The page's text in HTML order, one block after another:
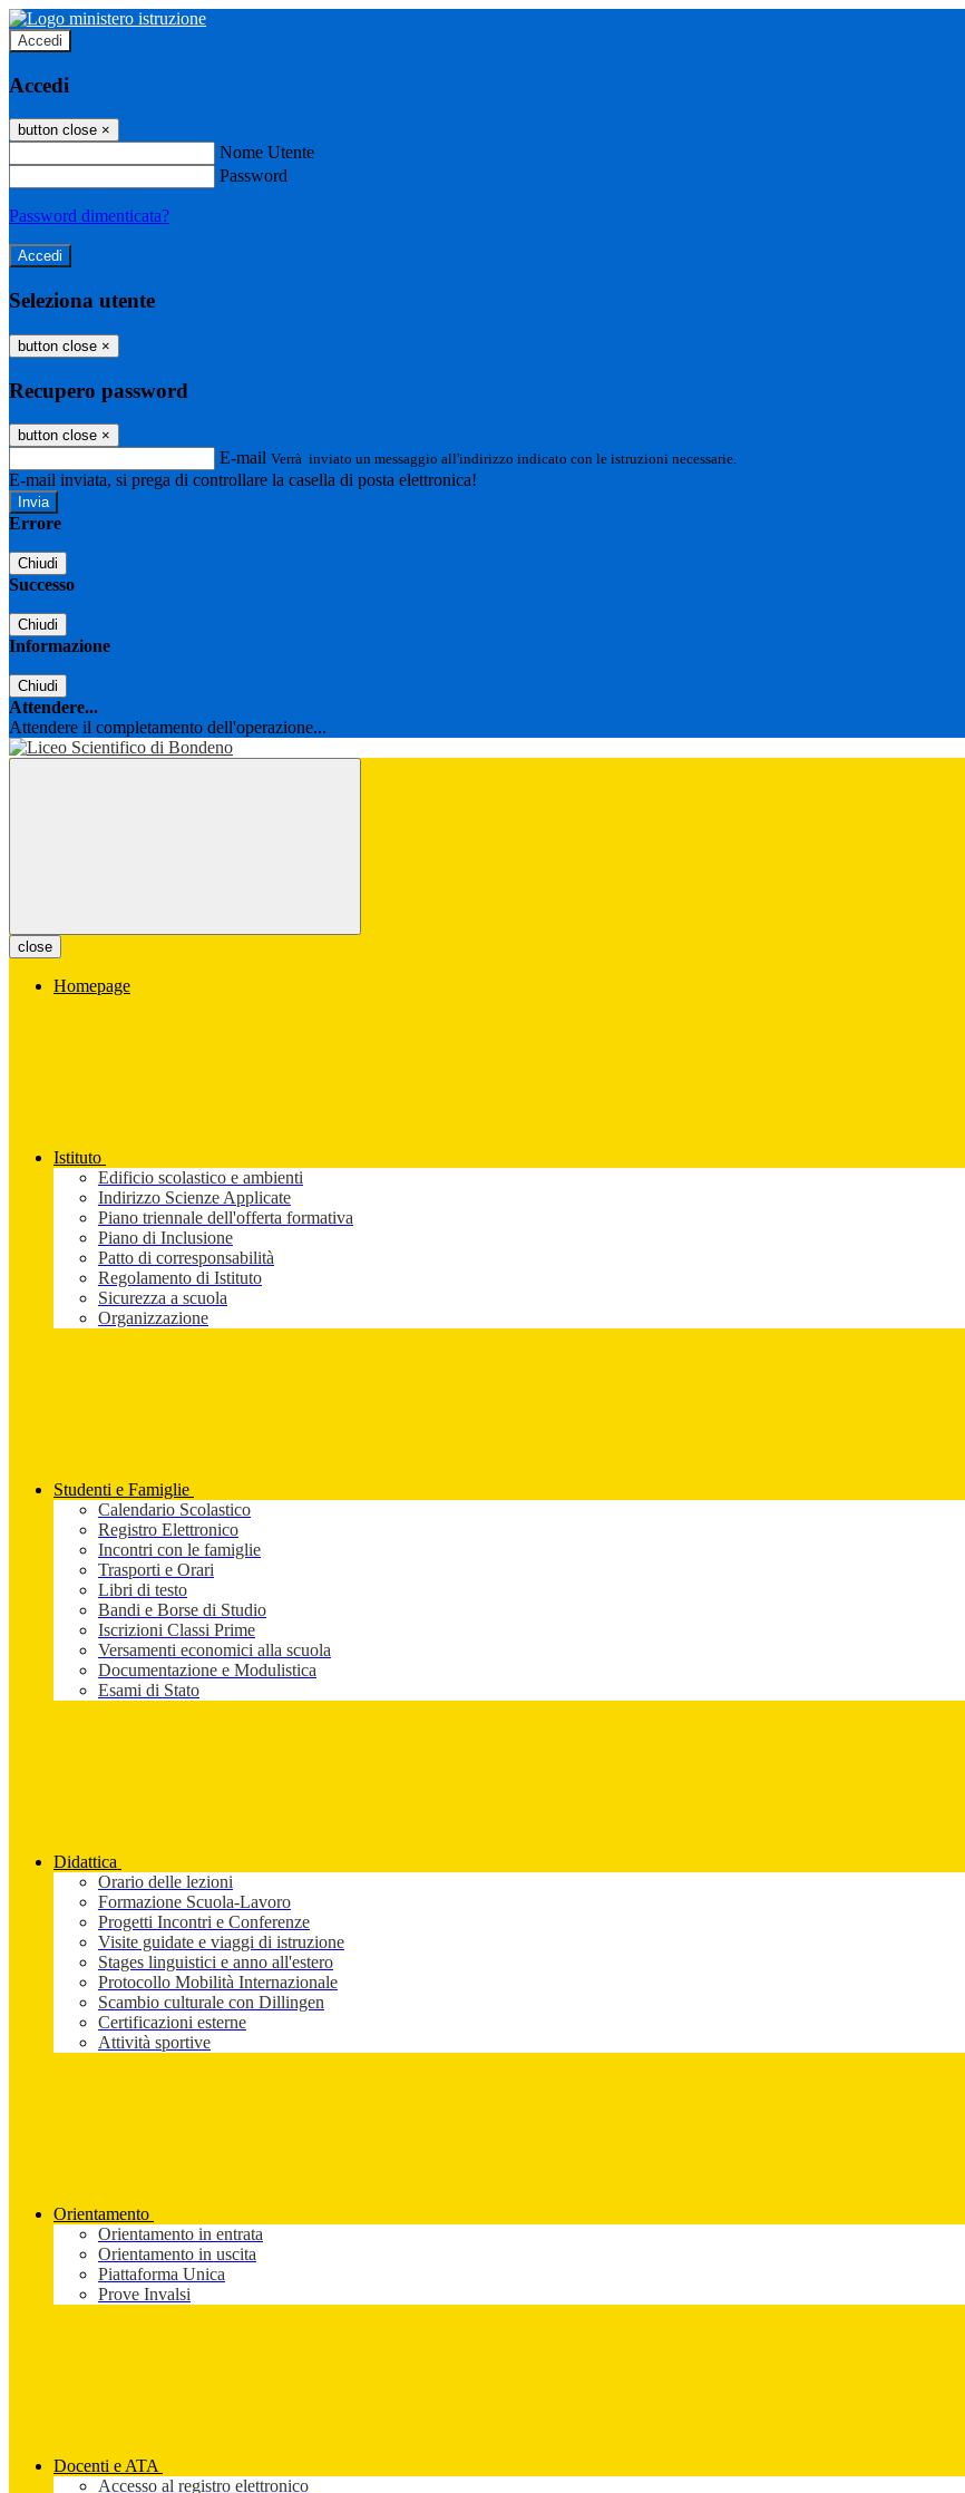
Accedi
Accedi
button close ×
Nome Utente
Password
Password dimenticata?
Seleziona utente
button close ×
Recupero password
button close ×
E-mail Verrà inviato un messaggio all'indirizzo indicato con le istruzioni necessarie.
E-mail inviata, si prega di controllare la casella di posta elettronica!
Errore
Chiudi
Successo
Chiudi
Informazione
Chiudi
Attendere...
Attendere il completamento dell'operazione...
close
Homepage
Istituto
Edificio scolastico e ambienti
Indirizzo Scienze Applicate
Piano triennale dell'offerta formativa
Piano di Inclusione
Patto di corresponsabilità
Regolamento di Istituto
Sicurezza a scuola
Organizzazione
Studenti e Famiglie
Calendario Scolastico
Registro Elettronico
Incontri con le famiglie
Trasporti e Orari
Libri di testo
Bandi e Borse di Studio
Iscrizioni Classi Prime
Versamenti economici alla scuola
Documentazione e Modulistica
Esami di Stato
Didattica
Orario delle lezioni
Formazione Scuola-Lavoro
Progetti Incontri e Conferenze
Visite guidate e viaggi di istruzione
Stages linguistici e anno all'estero
Protocollo Mobilità Internazionale
Scambio culturale con Dillingen
Certificazioni esterne
Attività sportive
Orientamento
Orientamento in entrata
Orientamento in uscita
Piattaforma Unica
Prove Invalsi
Docenti e ATA
Accesso al registro elettronico